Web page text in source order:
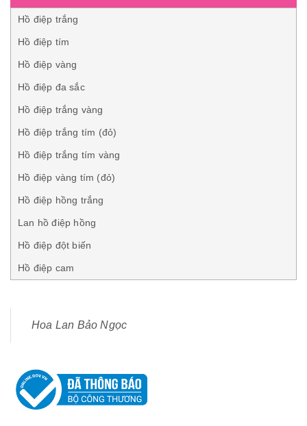
Hồ điệp trắng
Hồ điệp tím
Hồ điệp vàng
Hồ điệp đa sắc
Hồ điệp trắng vàng
Hồ điệp trắng tím (đỏ)
Hồ điệp trắng tím vàng
Hồ điệp vàng tím (đỏ)
Hồ điệp hồng trắng
Lan hồ điệp hồng
Hồ điệp đột biến
Hồ điệp cam
Hoa Lan Bảo Ngọc